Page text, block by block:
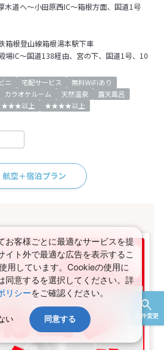
条件変更
木道へ～小田原西IC～箱根方面、国道1号
箱根登山線箱根湯本駅下車
場IC～国道138経由、宮の下、国道1号、10
ニ 宅配サービス
無料WiFiあり
カラオケルーム 天然温泉
露天風呂
★★★以上
★★★★以上
航空＋宿泊プラン
お客様ごとに最適なサービスを提
イト外で最適な広告を表示するこ
用しています。Cookieの使用に
同意するを選択してください。詳
リシーをご確認ください。
い 同意する